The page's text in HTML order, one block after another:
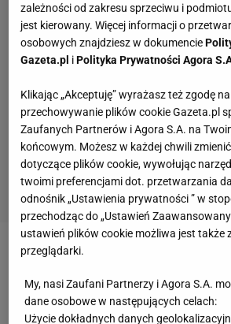
Zobacz wideo
Wielka chwila, wielka rzecz
zależności od zakresu sprzeciwu i
jest kierowany. Więcej informacji o
osobowych znajdziesz w dokumencie
Gazeta.pl iPolityka Prywatności Agora
Klikając „Akceptuję” wyrażasz też zgodę
przechowywanie plików cookie Gazeta.pl
Zaufanych Partnerów i Agora S.A. na
końcowym. Możesz w każdej chwili
dotyczące plików cookie, wywołując
twoimi preferencjami dot. przetwarzania
odnośnik „Ustawienia prywatności ” w
przechodząc do „Ustawień
ustawień plików cookie możliwa jest także
przeglądarki.
My, nasi Zaufani Partnerzy i Agora S.A.
dane osobowe w następujących celach:
Użycie dokładnych danych